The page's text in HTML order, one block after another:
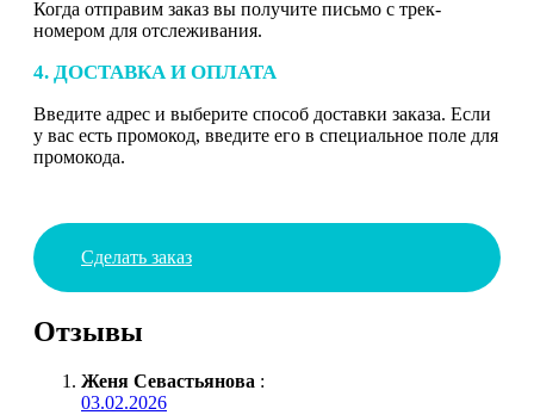
Когда отправим заказ вы получите письмо с трек-
номером для отслеживания.
4. ДОСТАВКА И ОПЛАТА
Введите адрес и выберите способ доставки заказа. Если
у вас есть промокод, введите его в специальное поле для
промокода.
Сделать заказ
Отзывы
Женя Севастьянова :
03.02.2026